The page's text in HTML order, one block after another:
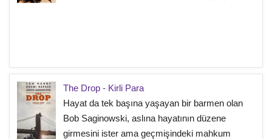
The Drop - Kirli Para
Hayat da tek başına yaşayan bir barmen olan
Bob Saginowski, aslına hayatının düzene
girmesini ister ama geçmişindeki mahkum